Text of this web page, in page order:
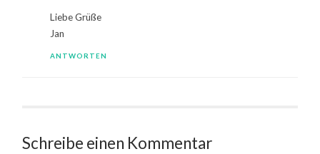
Liebe Grüße
Jan
ANTWORTEN
Schreibe einen Kommentar